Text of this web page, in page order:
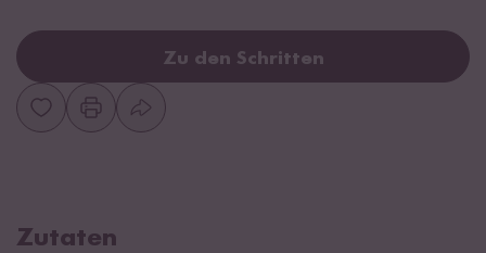
Zu den Schritten
Zutaten